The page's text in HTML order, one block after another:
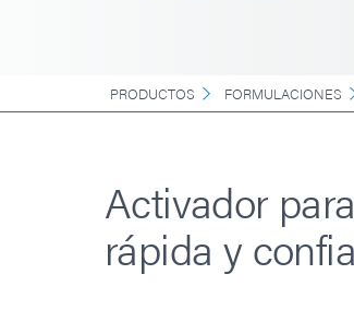
PRODUCTOS FORMULACIONES
Activador
rápida y